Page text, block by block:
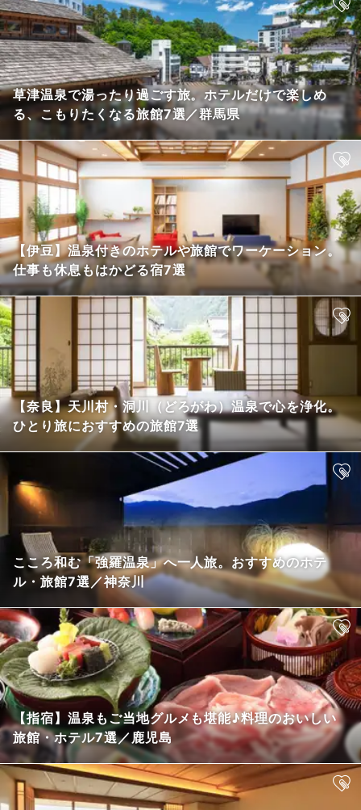
草津温泉で湯ったり過ごす旅。ホテルだけで楽しめ
る、こもりたくなる旅館7選／群馬県
【伊豆】温泉付きのホテルや旅館でワーケーション。
仕事も休息もはかどる宿7選
【奈良】天川村・洞川（どろがわ）温泉で心を浄化。
ひとり旅におすすめの旅館7選
こころ和む「強羅温泉」へ一人旅。おすすめのホテ
ル・旅館7選／神奈川
【指宿】温泉もご当地グルメも堪能♪料理のおいしい
旅館・ホテル7選／鹿児島